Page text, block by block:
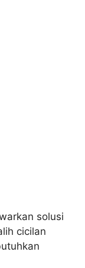
solusi
cicilan